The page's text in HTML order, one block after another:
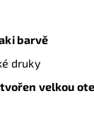
barvě
druky
tvořen velkou